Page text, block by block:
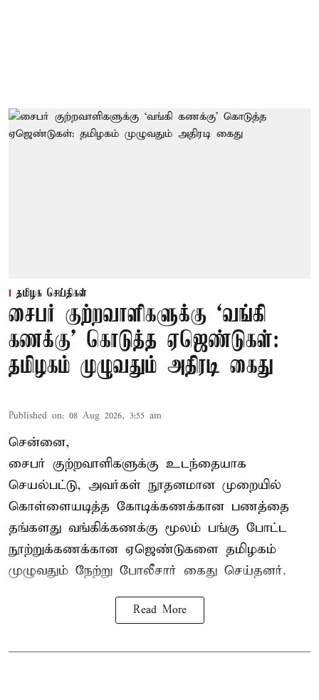
தமிழக செய்திகள்
சைபர் குற்றவாளிகளுக்கு ‘வங்கி
கணக்கு’ கொடுத்த ஏஜெண்டுகள்:
தமிழகம் முழுவதும் அதிரடி கைது
Published on: 08 Aug 2026, 3:55 am
சென்னை,
சைபர் குற்றவாளிகளுக்கு உடந்தையாக
செயல்பட்டு, அவர்கள் நூதனமான முறையில்
கொள்ளையடித்த கோடிக்கணக்கான பணத்தை
தங்களது வங்கிக்கணக்கு மூலம் பங்கு போட்ட
நூற்றுக்கணக்கான ஏஜெண்டுகளை தமிழகம்
முழுவதும் நேற்று போலீசார் கைது செய்தனர்.
Read More